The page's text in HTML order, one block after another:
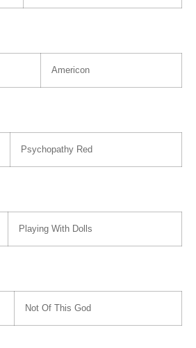
Americon
Psychopathy Red
Playing With Dolls
Not Of This God